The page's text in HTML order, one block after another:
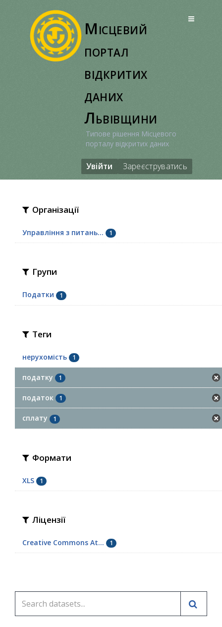
Місцевий
портал
відкритих
даних
Львівщини
Типове рішення Місцевого
порталу відкритих даних
Увійти Зареєструватись
Організації
Управління з питань... 1
Групи
Податки 1
Теги
нерухомість 1
податку 1
податок 1
сплату 1
Формати
XLS 1
Ліцензії
Creative Commons At... 1